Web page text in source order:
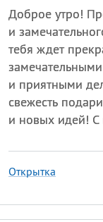
Доброе утро!
и
тебя ждет
и приятными
свежесть
и новых идей!
Открытка